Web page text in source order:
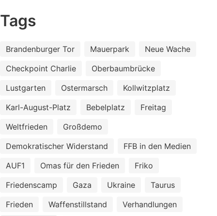
Tags
Brandenburger Tor Mauerpark
Neue Wache
Checkpoint Charlie
Oberbaumbrücke
Lustgarten
Ostermarsch
Kollwitzplatz
Karl-August-Platz
Bebelplatz
Freitag
Weltfrieden
Großdemo
Demokratischer Widerstand
FFB in den Medien
AUF1
Omas für den Frieden
Friko
Friedenscamp
Gaza Ukraine
Taurus
Frieden
Waffenstillstand
Verhandlungen